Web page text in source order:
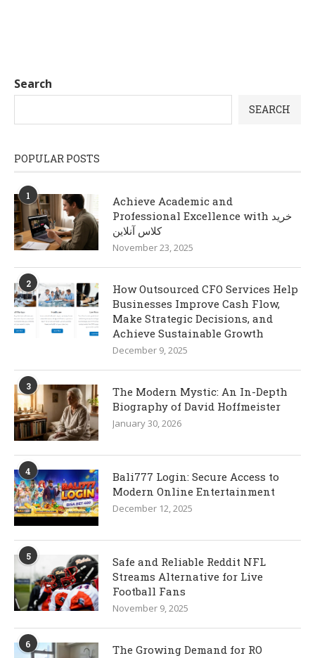
Search
SEARCH
POPULAR POSTS
1
Achieve Academic and
Professional Excellence with خرید
کلاس آنلاین
November 23, 2025
2
How Outsourced CFO Services Help
Businesses Improve Cash Flow,
Make Strategic Decisions, and
Achieve Sustainable Growth
December 9, 2025
3
The Modern Mystic: An In-Depth
Biography of David Hoffmeister
January 30, 2026
4
Bali777 Login: Secure Access to
Modern Online Entertainment
December 12, 2025
5
Safe and Reliable Reddit NFL
Streams Alternative for Live
Football Fans
November 9, 2025
6
The Growing Demand for RO